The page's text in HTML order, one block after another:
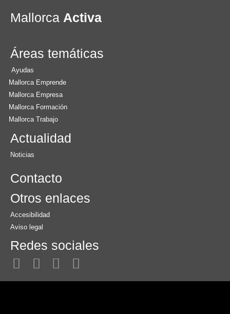
Mallorca Activa
Áreas temáticas
Ayudas
Mallorca Emprende
Mallorca Empresa
Mallorca Formación
Mallorca Trabajo
Actualidad
Noticias
Contacto
Otros enlaces
Accesibilidad
Aviso legal
Redes sociales